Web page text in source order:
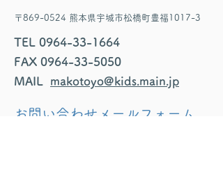
〒869-0524 熊本県宇城市松橋町豊福1017-3
TEL 0964-33-1664
FAX 0964-33-5050
MAIL makotoyo@kids.main.jp
お問い合わせメールフォーム